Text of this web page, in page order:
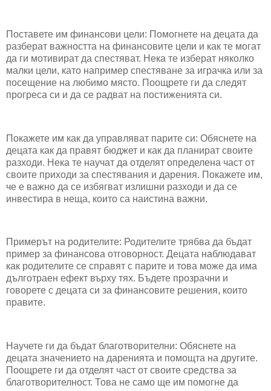
Поставете им финансови цели: Помогнете на децата да
разберат важността на финансовите цели и как те могат
да ги мотивират да спестяват. Нека те изберат няколко
малки цели, като например спестяване за играчка или за
посещение на любимо място. Поощрете ги да следят
прогреса си и да се радват на постиженията си.
Покажете им как да управляват парите си: Обяснете на
децата как да правят бюджет и как да планират своите
разходи. Нека те научат да отделят определена част от
своите приходи за спестявания и дарения. Покажете им,
че е важно да се избягват излишни разходи и да се
инвестира в неща, които са наистина важни.
Примерът на родителите: Родителите трябва да бъдат
пример за финансова отговорност. Децата наблюдават
как родителите се справят с парите и това може да има
дълготраен ефект върху тях. Бъдете прозрачни и
говорете с децата си за финансовите решения, които
правите.
Научете ги да бъдат благотворителни: Обяснете на
децата значението на даренията и помощта на другите.
Поощрете ги да отделят част от своите средства за
благотворителност. Това не само ще им помогне да